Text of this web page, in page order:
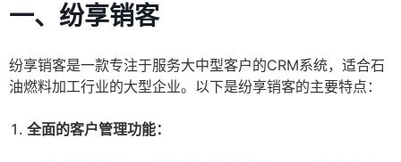
一、纷享销客
纷享销客是一款专注于服务大中型客户的CRM系统，适合石
油燃料加工行业的大型企业。以下是纷享销客的主要特点：
全面的客户管理功能：